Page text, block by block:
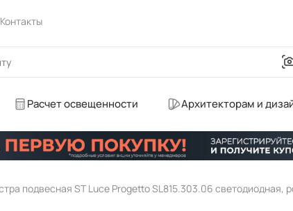
Контакты
Расчет освещенности Архитекторам и